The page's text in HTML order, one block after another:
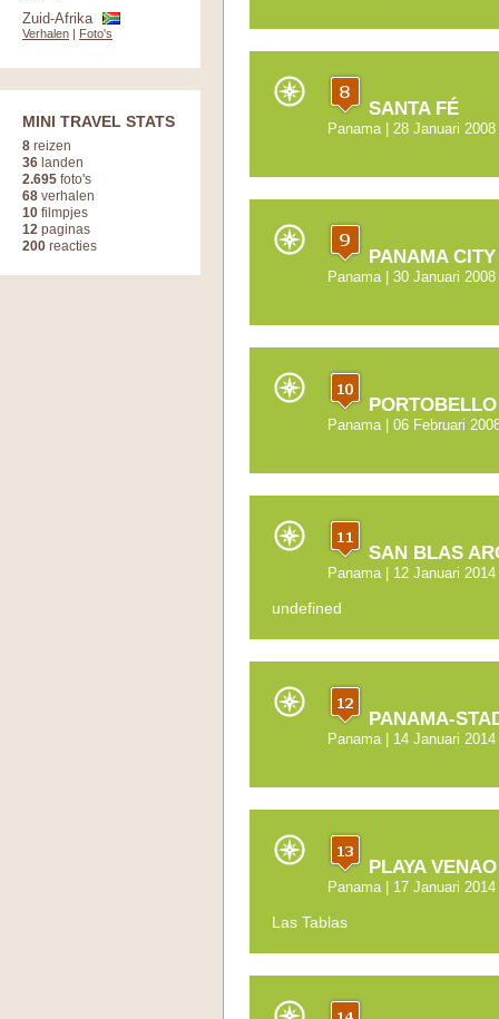
SANTA FÉ
Panama| 28 Januari 2008
PANAMA CITY
Panama| 30 Januari 2008
PORTOBELLO
Panama| 06 Februari
SAN BLAS
Panama| 12 Januari 2014
undefined
PANAMA-
Panama| 14 Januari 2014
PLAYA VENAO
Panama| 17 Januari 2014
Las Tablas
Zuid-Afrika
Verhalen | Foto's
MINI TRAVEL STATS
8 reizen
36 landen
2.695 foto's
68 verhalen
10 filmpjes
12 paginas
200 reacties